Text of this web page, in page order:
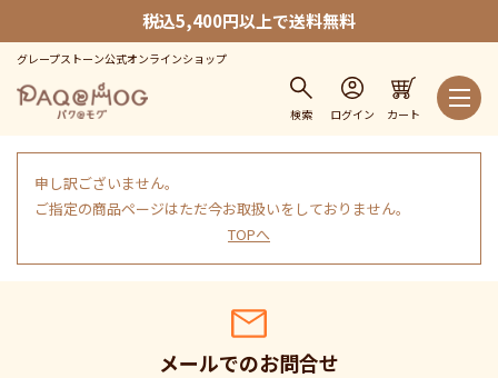
税込5,400円以上で送料無料
グレープストーン公式オンラインショップ
検索 ログイン カート
申し訳ございません。
ご指定の商品ページはただ今お取扱いをしておりません。
TOPへ
メールでのお問合せ